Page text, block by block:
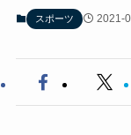
スポーツ 2021-